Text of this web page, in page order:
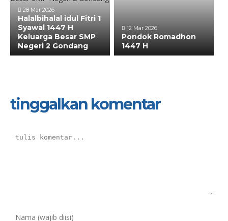
28 Mar 2026
Halalbihalal idul Fitri 1
Syawal 1447 H
Keluarga Besar SMP
Negeri 2 Gondang
12 Mar 2026
Pondok Romadhon
1447 H
tinggalkan komentar